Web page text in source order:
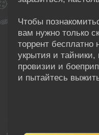
Чтобы
вам нужно только
торрент
укрытия и тайники,
провизии и
и пытайтесь